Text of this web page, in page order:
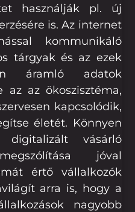
használják pl. új
is. Az internet
kommunikáló
tárgyak és az ezek
áramló adatok
az az ökoszisztéma,
kapcsolódik,
életét. Könnyen
vásárló
jóval
értő vállalkozók
arra is, hogy a
nagyobb